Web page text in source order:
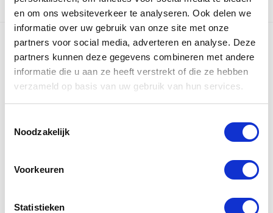
en om ons websiteverkeer te analyseren. Ook delen we
informatie over uw gebruik van onze site met onze
partners voor social media, adverteren en analyse. Deze
partners kunnen deze gegevens combineren met andere
informatie die u aan ze heeft verstrekt of die ze hebben
verzameld op basis van uw gebruik van hun services.
Noodzakelijk
Voorkeuren
Statistieken
Voordelig uw
pakket van A naar
Vind de beste manier om uw pakket
(inter)nationaal te versturen!